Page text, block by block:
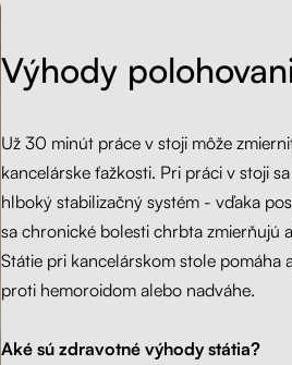
Výhody
Už 30 minút práce v stoji môže
kancelárske ťažkosti. Pri práci v stoji
hlboký stabilizačný systém - vďaka
sa chronické bolesti chrbta zmierňujú
Státie pri kancelárskom stole pomáha
proti hemoroidom alebo nadváhe.
Aké sú zdravotné výhody státia?